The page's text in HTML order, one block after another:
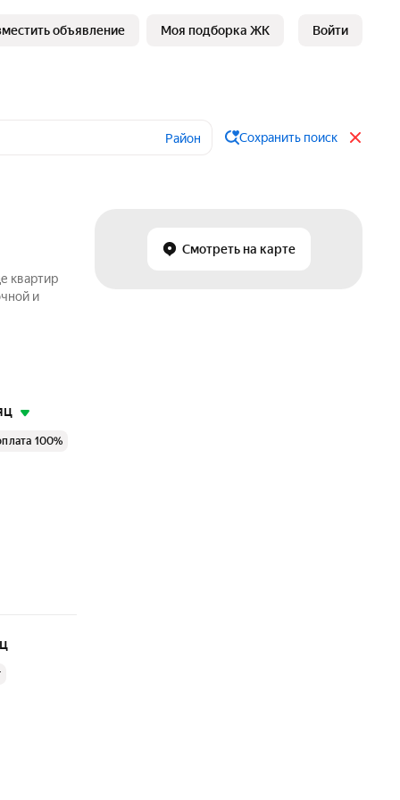
объявление Моя подборка ЖК Войти
Район Сохранить поиск
Смотреть на карте
квартир
и
100%